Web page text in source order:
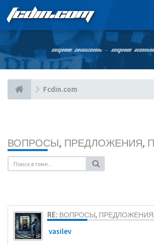
FCDIN.COM
ОДНА ЖИЗНЬ – ОДНА
Fcdin.com
ВОПРОСЫ, ПРЕДЛОЖЕНИЯ,
RE: ВОПРОСЫ,
vasilev